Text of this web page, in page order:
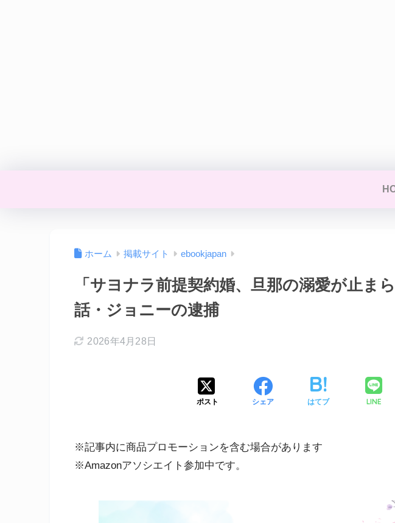
ホーム 掲載サイト ebookjapan
「サヨナラ前提契約婚、旦那の溺愛が止ま
話・ジョニーの逮捕
2026年4月28日
ポスト シェア はてブ LINE
※記事内に商品プロモーションを含む場合があります
※Amazonアソシエイト参加中です。